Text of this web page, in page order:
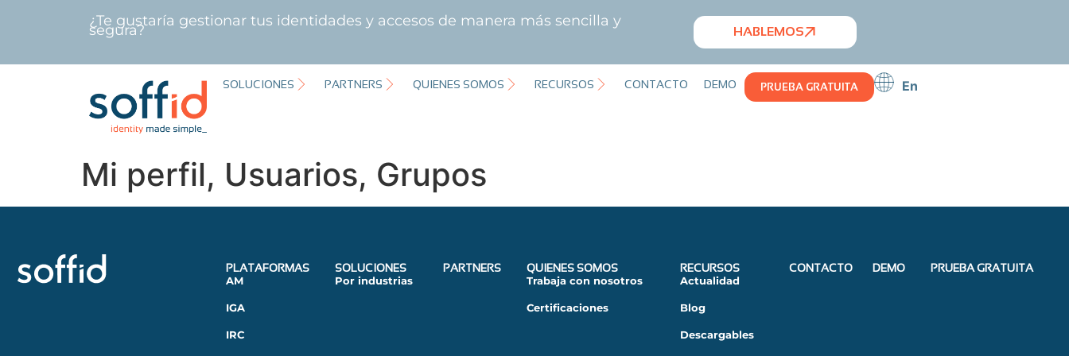
¿Te gustaría gestionar tus identidades y accesos de manera más sencilla y
segura? HABLEMOS
SOLUCIONES PARTNERS QUIENES SOMOS RECURSOS CONTACTO DEMO PRUEBA GRATUITA En
Mi perfil, Usuarios, Grupos
PLATAFORMAS
AM
IGA
IRC
SOLUCIONES
Por industrias
PARTNERS
QUIENES SOMOS
Trabaja con nosotros
Certificaciones
RECURSOS
Actualidad
Blog
Descargables
CONTACTO DEMO PRUEBA GRATUITA